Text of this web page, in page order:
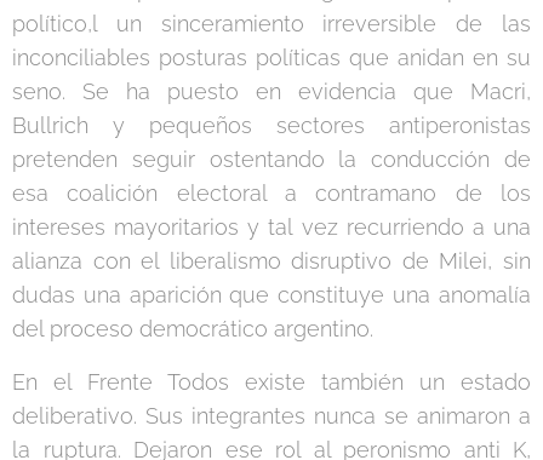
político,l un sinceramiento irreversible de las
inconciliables posturas políticas que anidan en su
seno. Se ha puesto en evidencia que Macri,
Bullrich y pequeños sectores antiperonistas
pretenden seguir ostentando la conducción de
esa coalición electoral a contramano de los
intereses mayoritarios y tal vez recurriendo a una
alianza con el liberalismo disruptivo de Milei, sin
dudas una aparición que constituye una anomalía
del proceso democrático argentino.
En el Frente Todos existe también un estado
deliberativo. Sus integrantes nunca se animaron a
la ruptura. Dejaron ese rol al peronismo anti K,